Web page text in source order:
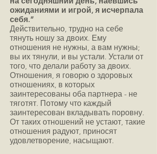
ожиданиями и игрой, я исчерпала
себя.”
Действительно, трудно на себе
тянуть ношу за двоих. Ему
отношения не нужны, а вам нужны;
вы их тянули, и вы устали. Устали от
того, что делали работу за двоих.
Отношения, я говорю о здоровых
отношениях, в которых
заинтересованы оба партнера - не
тяготят. Потому что каждый
заинтересован вкладывать поровну.
От таких отношений не устают, такие
отношения радуют, приносят
удовлетворение, насыщают.